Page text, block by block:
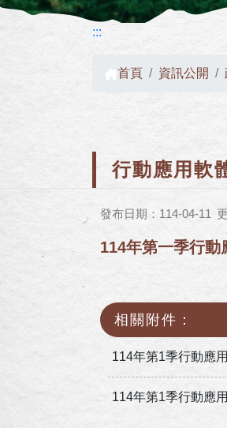
:::
首頁 資訊公開
行動應用軟
發布日期：114-04-11
114年第一季行
相關附件：
114年第1季行動應
114年第1季行動應